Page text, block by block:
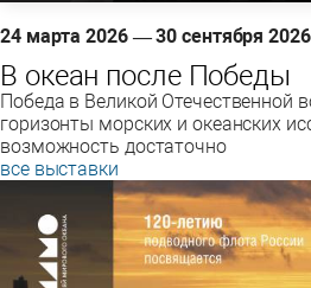
24 марта 2026 — 30 сентября 2026
В океан после Победы
Победа в Великой Отечественной
горизонты морских и океанских
возможность достаточно
все выставки